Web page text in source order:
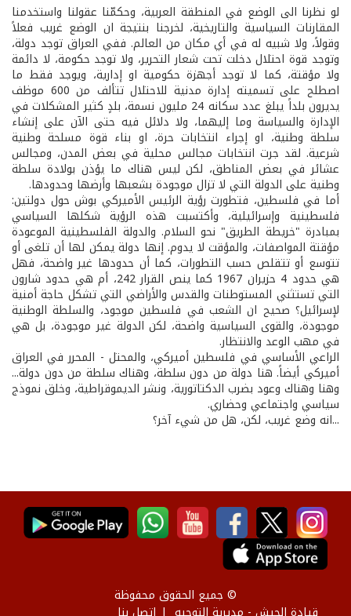
لو نظرنا الى الوضع في المنطقة العربية، وحكمّنا عقولنا واستخدمنا
المقارنات السياسية والتاريخية، لخرجنا بنتيجة ان الوضع غريب فعلاً
وقولاً، ولا شبيه له في أي مكان من العالم. ففي العراق توجد دولة،
وتوجد قوة احتلال دخلت تحت شعار التحرير، ولا توجد حكومة، لا دائمة
ولا مؤقتة، كما لا توجد أجهزة حكومية او إدارية، ويوجد فقط ما
اصطلح على تسميته إدارة مدنية للاحتلال تتألف من 600 موظف
يديرون بلداً يبلغ عدد سكانه 24 مليون نسمة، بلدٍ كثير المشكلات في
الإدارة والسياسة وما إليهما، ولا دلائل فيه حتى الآن على إنشاء
سلطة وطنية، او إجراء انتخابات حرة، او بناء قوة مسلحة وطنية
شرعية. لقد جرت انتخابات مجالس محلية في بعض المدن، ومجالس
عشائر في بعض المناطق، لكن ليس هناك ما يؤذن بولادة سلطة
وطنية على الدولة التي لا تزال موجودة بشعبها وأرضها وحدودها.
أما في فلسطين، فتطورت رؤية الرئيس الأميركي بوش حول دولتين:
فلسطينية وإسرائيلية، وأكتسبت هذه الرؤية شكلها السياسي
بمبادرة "خريطة الطريق" نحو السلام. والدولة الفلسطينية الموعودة
مؤقتة المواصفات، والمؤقت لا يدوم. إنها دولة يمكن لها أن تلغى أو
تتوسع أو تتقلص حسب التطورات، كما أن حدودها غير واضحة، فهل
هي حدود 4 حزيران 1967 كما ينص القرار 242، أم هي حدود شارون
التي تستثني المستوطنات والقدس والأراضي التي تشكل حاجة أمنية
لإسرائيل؟ صحيح ان الشعب في فلسطين موجود، والسلطة الوطنية
موجودة، والقوى السياسية واضحة، لكن الدولة غير موجودة، بل هي
في مهب الوعد والانتظار.
الراعي الأساسي في فلسطين أميركي، والمحتل - المحرر في العراق
أميركي أيضاً. هنا دولة من دون سلطة، وهناك سلطة من دون دولة...
وهنا وهناك وعود بضرب الدكتاتورية، ونشر الديموقراطية، وخلق نموذج
سياسي واجتماعي وحضاري.
...انه وضع غريب، لكن، هل من شيء آخر؟
© جميع الحقوق محفوظة